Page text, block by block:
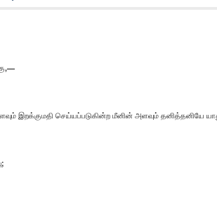
இறக்குமதி செய்யப்படுகின்ற மீனின் அளவும் தனித்தனியே